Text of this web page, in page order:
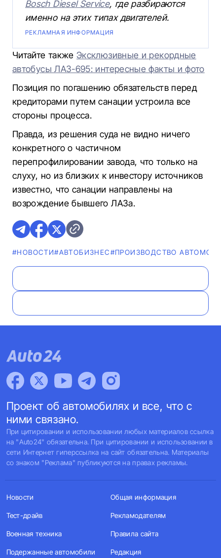
Bosch Diesel Service, где разбираются
именно на этих типах двигателей.
РЕКЛАМНАЯ ИНФОРМАЦИЯ
Читайте такжеЭксклюзивные и рекордные
автобусы ЛАЗ-695: интересные факты и фото
Позиция по погашению обязательств перед
кредиторами путем санации устроила все
стороны процесса.
Правда, из решения суда не видно ничего
конкретного о частичном
перепрофилировании завода, что только на
слуху, но из близких к инвестору источников
известно, что санации направлены на
возрождение бывшего ЛАЗа.
#НОВОСТИ#AВТОБИЗНЕС#ПРОИЗВОДСТВО
Проект об автомобилях и все, что с
ними связано.
При цитировании и использовании любых материалов ссылка
на "Auto24" обязательна. При цитировании и использовании в
сети Интернет гиперссылка на сайт обязательна. Материалы
со знаком "Реклама" публикуются на правах рекламы.
Новости
Тест-драйв
Военная техника
Подержанные автомобили
Общая информация
Рекламодателям
Правила сайта
Редакция